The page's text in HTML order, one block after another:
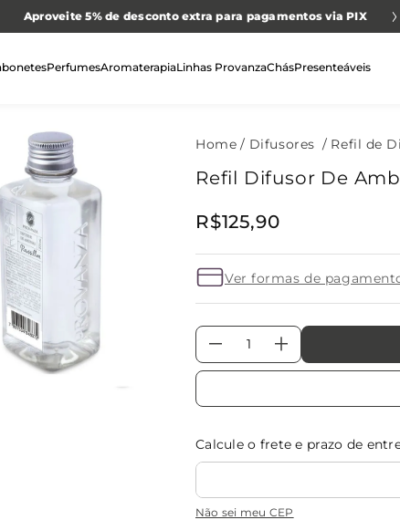
Aproveite 5% de desconto extra para pagamentos via PIX
PerfumesAromaterapiaLinhas ProvanzaChásPresenteáveis
Difusores Refil de
Refil Difusor De
R$125,90
Ver formas de
＋
－
Calcule o frete e prazo de
Não sei meu CEP